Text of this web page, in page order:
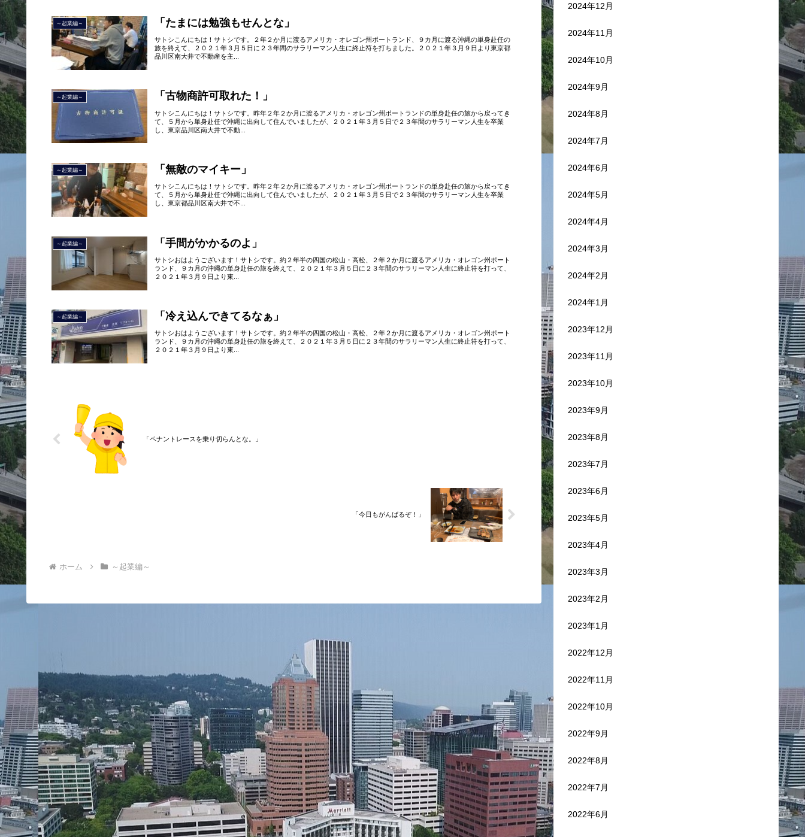
～起業編～ 「たまには勉強もせんとな」
サトシこんにちは！サトシです。２年２か月に渡るアメリカ・オレゴン州ポートランド、９カ月に渡る沖縄の単身赴任の
旅を終えて、２０２１年３月５日に２３年間のサラリーマン人生に終止符を打ちました。２０２１年３月９日より東京都
品川区南大井で不動産を主...
～起業編～ 「古物商許可取れた！」
サトシこんにちは！サトシです。昨年２年２か月に渡るアメリカ・オレゴン州ポートランドの単身赴任の旅から戻ってき
て、５月から単身赴任で沖縄に出向して住んでいましたが、２０２１年３月５日で２３年間のサラリーマン人生を卒業
し、東京品川区南大井で不動...
～起業編～ 「無敵のマイキー」
サトシこんにちは！サトシです。昨年２年２か月に渡るアメリカ・オレゴン州ポートランドの単身赴任の旅から戻ってき
て、５月から単身赴任で沖縄に出向して住んでいましたが、２０２１年３月５日で２３年間のサラリーマン人生を卒業
し、東京都品川区南大井で不...
～起業編～ 「手間がかかるのよ」
サトシおはようございます！サトシです。約２年半の四国の松山・高松、２年２か月に渡るアメリカ・オレゴン州ポート
ランド、９カ月の沖縄の単身赴任の旅を終えて、２０２１年３月５日に２３年間のサラリーマン人生に終止符を打って、
２０２１年３月９日より東...
～起業編～ 「冷え込んできてるなぁ」
サトシおはようございます！サトシです。約２年半の四国の松山・高松、２年２か月に渡るアメリカ・オレゴン州ポート
ランド、９カ月の沖縄の単身赴任の旅を終えて、２０２１年３月５日に２３年間のサラリーマン人生に終止符を打って、
２０２１年３月９日より東...
「ペナントレースを乗り切らんとな。」
「今日もがんばるぞ！」
ホーム ～起業編～
2024年12月
2024年11月
2024年10月
2024年9月
2024年8月
2024年7月
2024年6月
2024年5月
2024年4月
2024年3月
2024年2月
2024年1月
2023年12月
2023年11月
2023年10月
2023年9月
2023年8月
2023年7月
2023年6月
2023年5月
2023年4月
2023年3月
2023年2月
2023年1月
2022年12月
2022年11月
2022年10月
2022年9月
2022年8月
2022年7月
2022年6月